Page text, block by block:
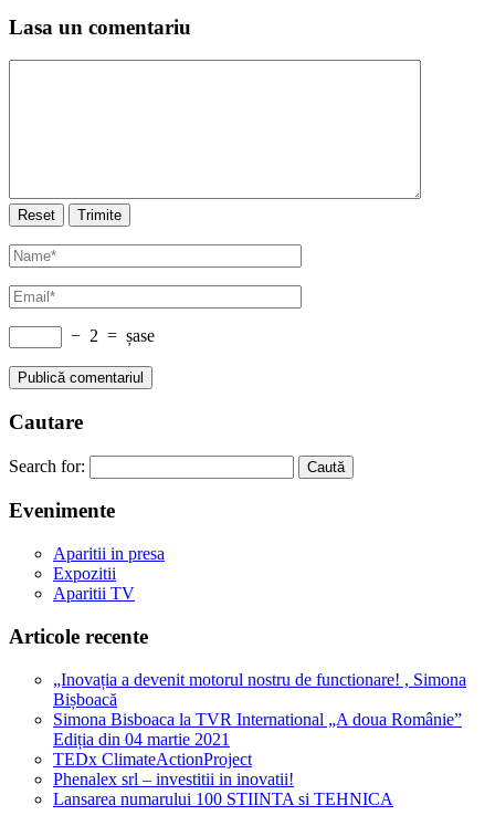
Lasa un comentariu
− 2 = șase
Cautare
Search for:
Evenimente
Aparitii in presa
Expozitii
Aparitii TV
Articole recente
„Inovația a devenit motorul nostru de functionare! , Simona
Bișboacă
Simona Bisboaca la TVR International „A doua Românie”
Ediția din 04 martie 2021
TEDx ClimateActionProject
Phenalex srl – investitii in inovatii!
Lansarea numarului 100 STIINTA si TEHNICA